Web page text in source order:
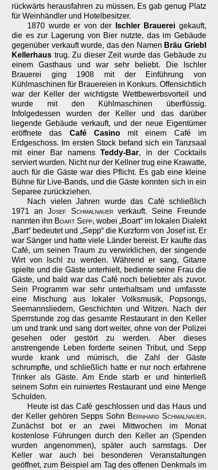
rückwärts herausfahren zu müssen. Es gab genug Platz
für Weinhändler und Hotelbesitzer.
1870 wurde er von der
Ischler Brauerei gekauft,
die es zur Lagerung von Bier nutzte, das im Gebäude
gegenüber verkauft wurde, das den Namen Bräu Griebl
Kellerhaus trug. Zu dieser Zeit wurde das Gebäude zu
einem Gasthaus und war sehr beliebt. Die Ischler
Brauerei ging 1908 mit der Einführung von
Kühlmaschinen für Brauereien in Konkurs. Offensichtlich
war der Keller der wichtigste Wettbewerbsvorteil und
wurde mit den Kühlmaschinen überflüssig.
Infolgedessen wurden der Keller und das darüber
liegende Gebäude verkauft, und der neue Eigentümer
eröffnete das Café Casinomit einem Café im
Erdgeschoss. Im ersten Stock befand sich ein Tanzsaal
mit einer Bar namensTeddy-Bar, in der Cocktails
serviert wurden. Nicht nur der Kellner trug eine Krawatte,
auch für die Gäste war dies Pflicht. Es gab eine kleine
Bühne für Live-Bands, und die Gäste konnten sich in ein
Separee zurückziehen.
Nach vielen Jahren wurde das Café schließlich
1971 an Josef Schmalnauer verkauft. Seine Freunde
nannten ihn Boart Sepp, wobei „Boart“ im lokalen Dialekt
„Bart“ bedeutet und „Sepp“ die Kurzform von Josef ist. Er
war Sänger und hatte viele Länder bereist. Er kaufte das
Café, um seinen Traum zu verwirklichen, der singende
Wirt von Ischl zu werden. Während er sang, Gitarre
spielte und die Gäste unterhielt, bediente seine Frau die
Gäste, und bald war das Café noch beliebter als zuvor.
Sein Programm war sehr unterhaltsam und umfasste
eine Mischung aus lokaler Volksmusik, Popsongs,
Seemannsliedern, Geschichten und Witzen. Nach der
Sperrstunde zog das gesamte Restaurant in den Keller
um und trank und sang dort weiter, ohne von der Polizei
gesehen oder gestört zu werden. Aber dieses
anstrengende Leben forderte seinen Tribut, und Sepp
wurde krank und mürrisch, die Zahl der Gäste
schrumpfte, und schließlich hatte er nur noch erfahrene
Trinker als Gäste. Am Ende starb er und hinterließ
seinem Sohn ein ruiniertes Restaurant und eine Menge
Schulden.
Heute ist das Café geschlossen und das Haus und
der Keller gehören Sepps Sohn Bernhard Schmalnauer.
Zunächst bot er an zwei Mittwochen im Monat
kostenlose Führungen durch den Keller an (Spenden
wurden angenommen), später auch samstags. Der
Keller war auch bei besonderen Veranstaltungen
geöffnet, zum Beispiel am Tag des offenen Denkmals im